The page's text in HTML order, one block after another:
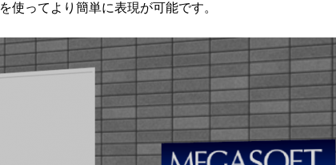
を使ってより簡単に表現が可能です。